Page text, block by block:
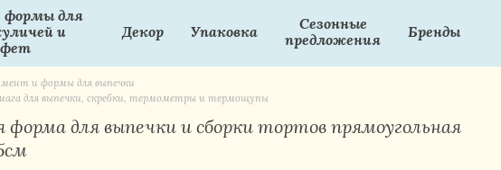
для
и
Декор Упаковка
Сезонные
предложения
Бренды
и формы для выпечки
для выпечки, скребки, термометры и термощупы
форма для выпечки и сборки тортов прямоугольная